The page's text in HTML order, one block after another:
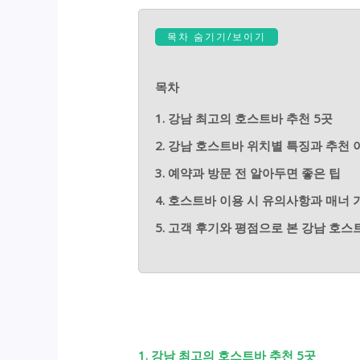
목차 숨기기/보이기
목차
1. 강남 최고의 호스트바 추천 5곳
2. 강남 호스트바 위치별 특징과 추천
3. 예약과 방문 전 알아두면 좋은 팁
4. 호스트바 이용 시 유의사항과 매너
5. 고객 후기와 평점으로 본 강남 호스
1. 강남 최고의 호스트바 추천 5곳